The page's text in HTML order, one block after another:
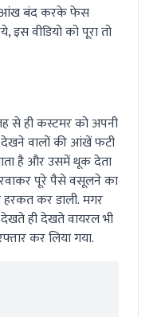
से आंख बंद करके फेस
वीडियो को पूरा तो
से ही कस्टमर को अपनी
वालों की आंखें फटी
है और उसमें थूक देता
पूरे पैसे वसूलने का
कर डाली. मगर
ही देखते वायरल भी
कर लिया गया.